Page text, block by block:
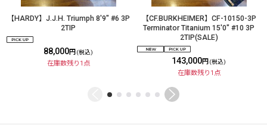
【HARDY】J.J.H. Triumph 8'9" #6 3P
2TIP
88,000円 (税込)
在庫数残り1点
【CF.BURKHEIMER】CF-10150-3P
Terminator Titanium 15'0" #10 3P
2TIP(SALE)
143,000円 (税込)
在庫数残り1点